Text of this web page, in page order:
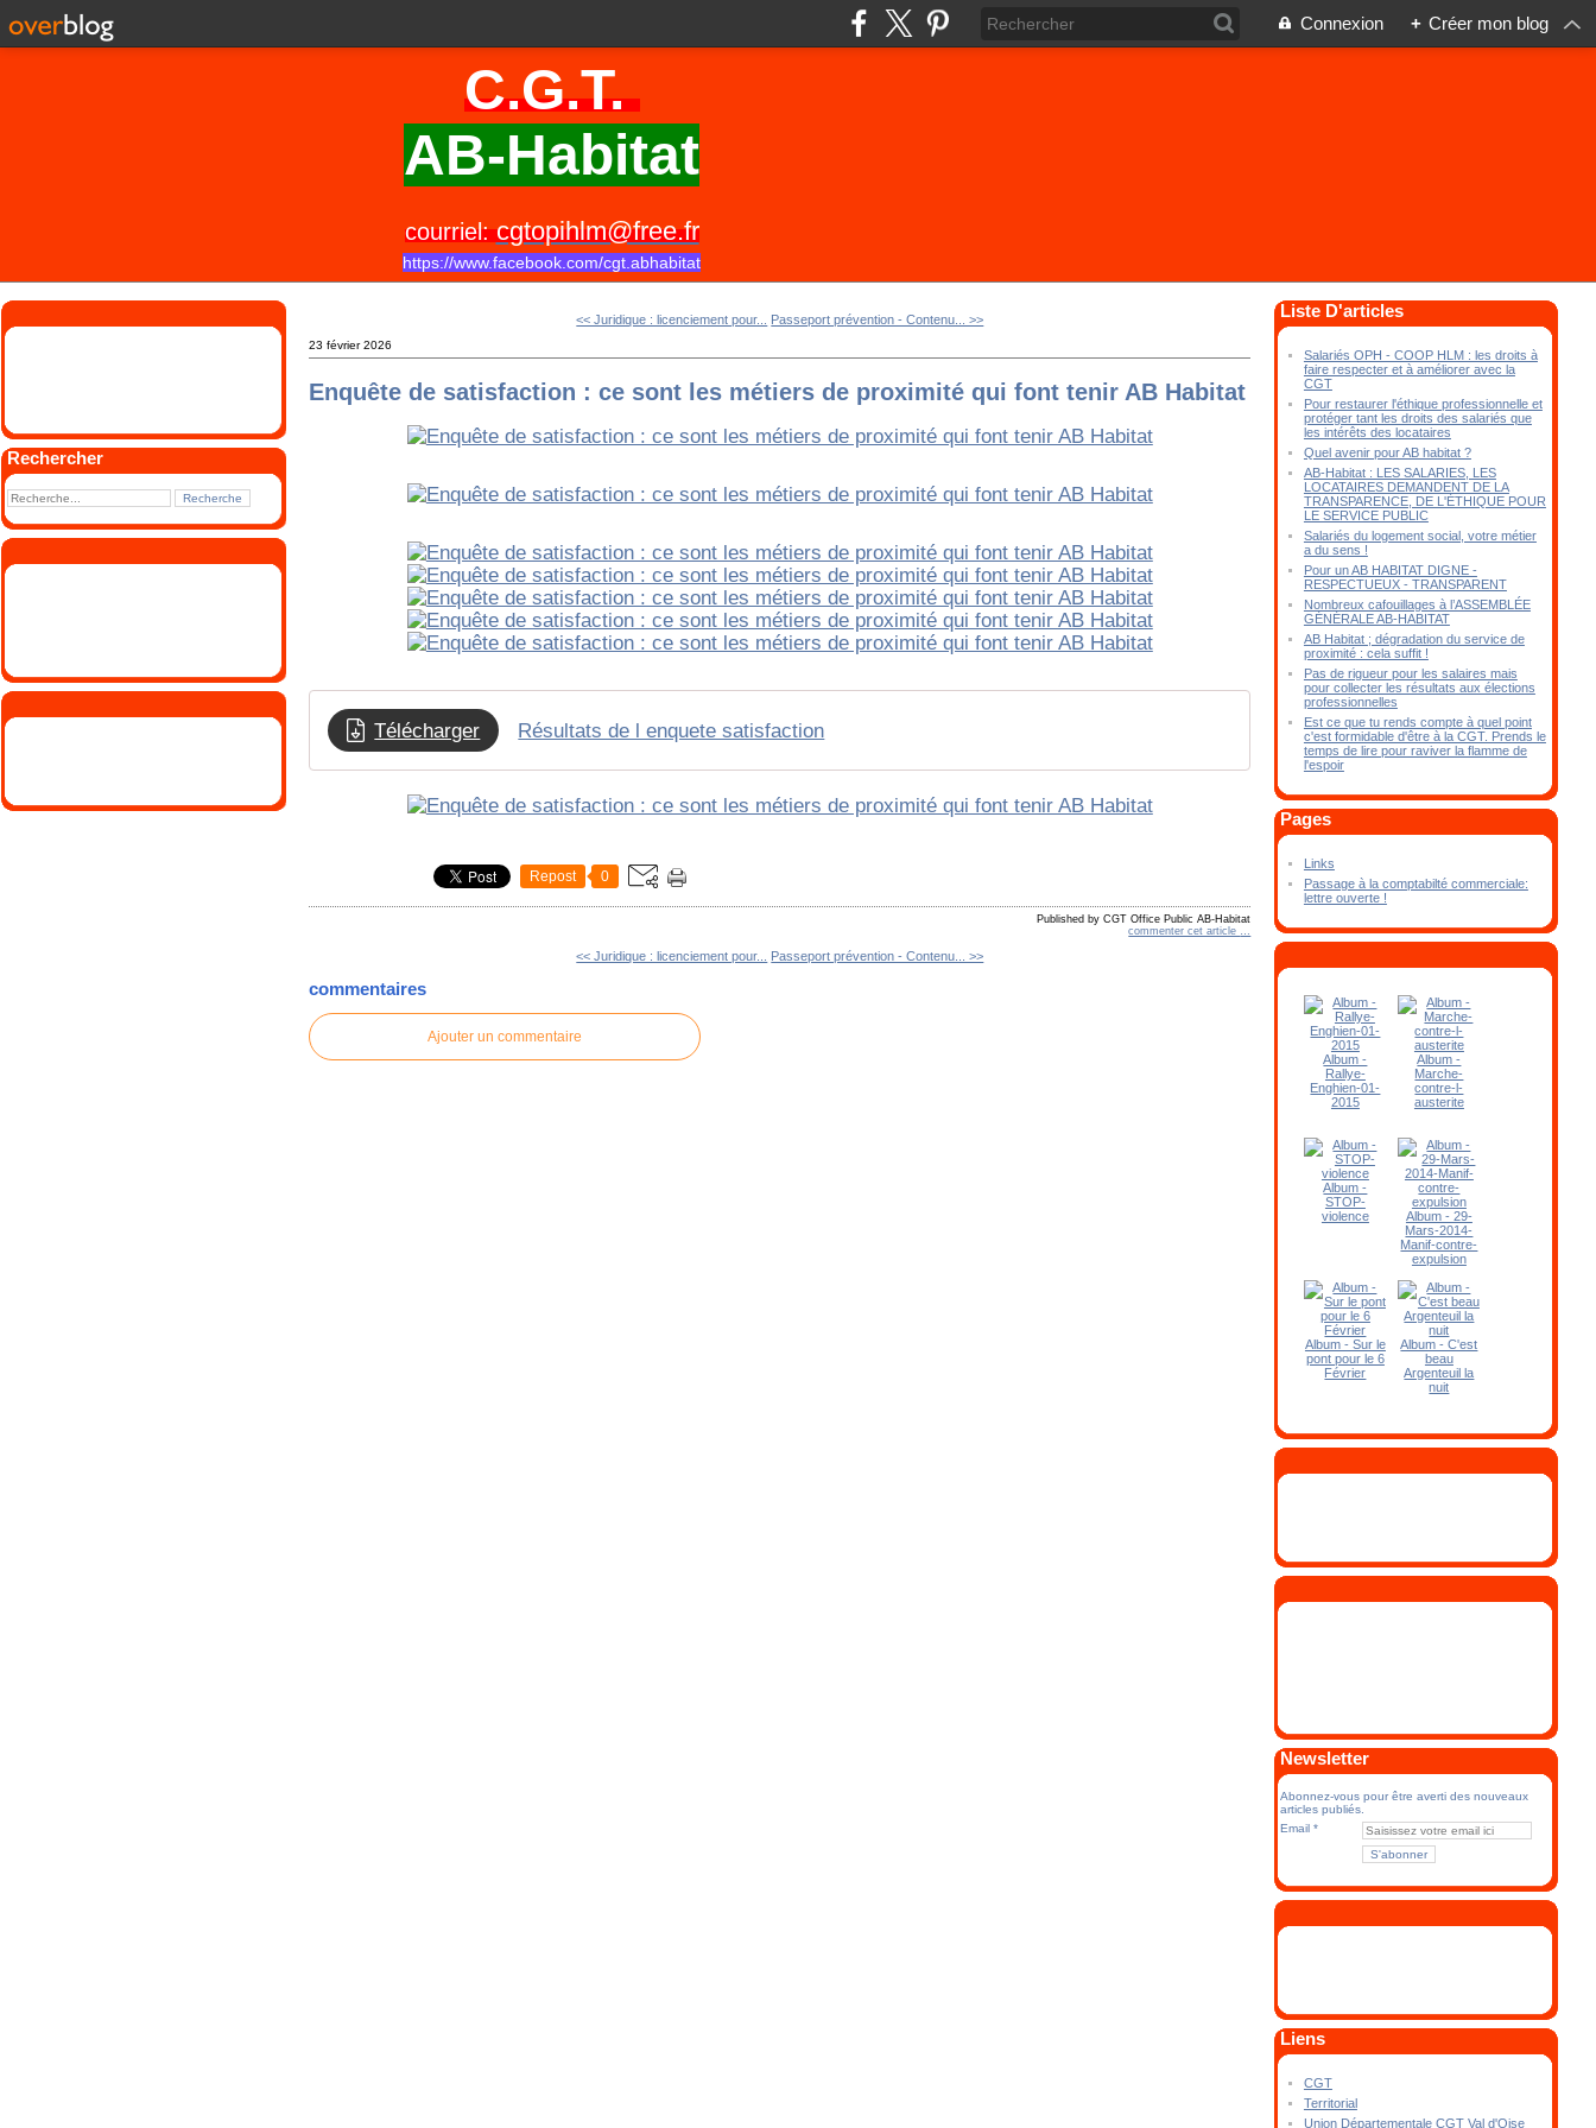
Connexion + Créer mon blog
C.G.T.
AB-Habitat
courriel:cgtopihlm@free.fr
https://www.facebook.com/cgt.abhabitat
Rechercher
<< Juridique : licenciement pour... Passeport prévention - Contenu... >>
23 février 2026
Enquête de satisfaction : ce sont les métiers de proximité qui font tenir AB Habitat
Télécharger Résultats de l enquete satisfaction
Repost 0
Published by CGT Office Public AB-Habitat
commenter cet article …
<< Juridique : licenciement pour... Passeport prévention - Contenu... >>
commentaires
Ajouter un commentaire
Liste D'articles
Salariés OPH - COOP HLM : les droits à
faire respecter et à améliorer avec la
CGT
Pour restaurer l'éthique professionnelle et
protéger tant les droits des salariés que
les intérêts des locataires
Quel avenir pour AB habitat ?
AB-Habitat : LES SALARIES, LES
LOCATAIRES DEMANDENT DE LA
TRANSPARENCE, DE L'ÉTHIQUE POUR
LE SERVICE PUBLIC
Salariés du logement social, votre métier
a du sens !
Pour un AB HABITAT DIGNE -
RESPECTUEUX - TRANSPARENT
Nombreux cafouillages à l’ASSEMBLÉE
GÉNÉRALE AB-HABITAT
AB Habitat ; dégradation du service de
proximité : cela suffit !
Pas de rigueur pour les salaires mais
pour collecter les résultats aux élections
professionnelles
Est ce que tu rends compte à quel point
c'est formidable d'être à la CGT. Prends le
temps de lire pour raviver la flamme de
l'espoir
Pages
Links
Passage à la comptabilté commerciale:
lettre ouverte !
Album -
Rallye-
Enghien-01-
2015
Album -
Marche-
contre-l-
austerite
Album -
STOP-
violence
Album - 29-
Mars-2014-
Manif-contre-
expulsion
Album - Sur le
pont pour le 6
Février
Album - C'est
beau
Argenteuil la
nuit
Newsletter
Abonnez-vous pour être averti des nouveaux
articles publiés.
Email
Liens
CGT
Territorial
Union Départementale CGT Val d'Oise